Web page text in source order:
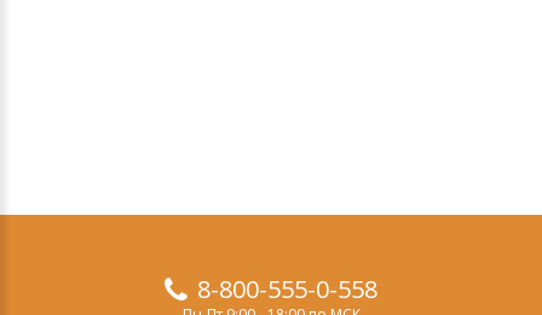
8-800-555-0-558